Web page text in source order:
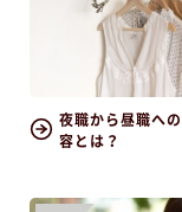
夜職から昼職へ
容とは？